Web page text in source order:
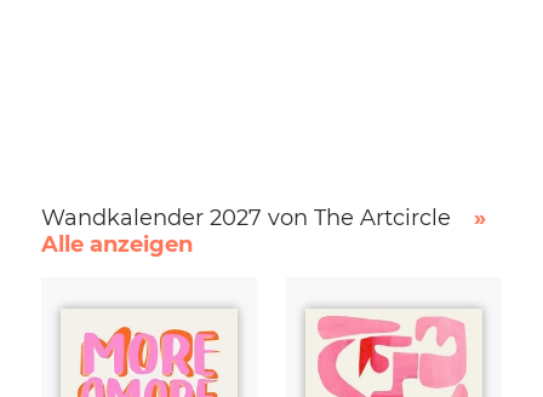
Wandkalender 2027 von The Artcircle
»
Alle anzeigen